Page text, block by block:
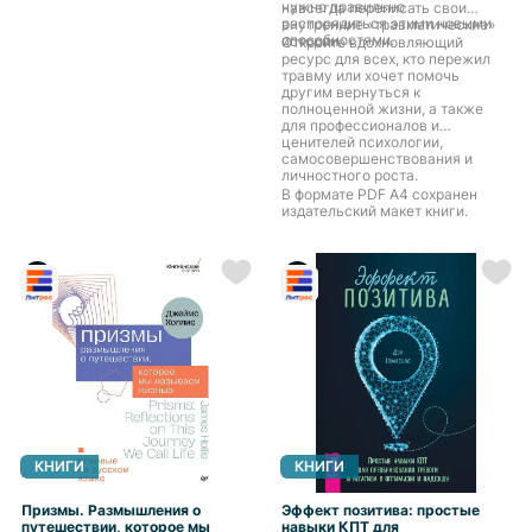
Вячеславовна Номер в Максе
тоже +79651683794
нужно правильно
распорядиться этими новыми
способностями.
навсегда переписать свои
внутренние «травматические»
истории.
Откройте вдохновляющий
ресурс для всех, кто пережил
травму или хочет помочь
другим вернуться к
полноценной жизни, а также
для профессионалов и
ценителей психологии,
самосовершенствования и
личностного роста.
В формате PDF A4 сохранен
издательский макет книги.
КНИГИ
Призмы. Размышления о
путешествии, которое мы
КНИГИ
Эффект позитива: простые
навыки КПТ для